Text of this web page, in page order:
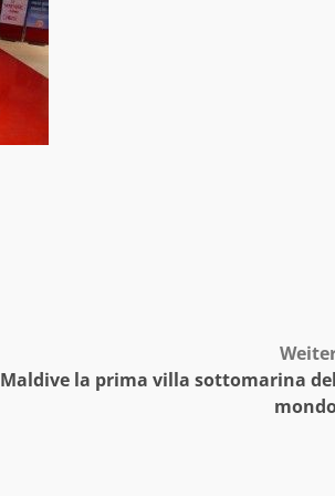
la prima villa sottomarina del